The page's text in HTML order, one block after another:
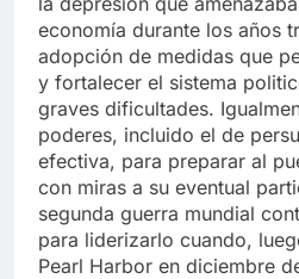
economía durante los años
adopción de medidas que
y fortalecer el sistema
graves dificultades.
poderes, incluido el de
efectiva, para preparar al
con miras a su eventual
segunda guerra mundial
para liderizarlo cuando,
Pearl Harbor en diciembre